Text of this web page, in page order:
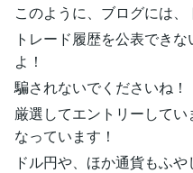
このように、ブログには
トレード履歴を公表でき
よ！
騙されないでくださいね！
厳選してエントリーして
なっています！
ドル円や、ほか通貨もふ